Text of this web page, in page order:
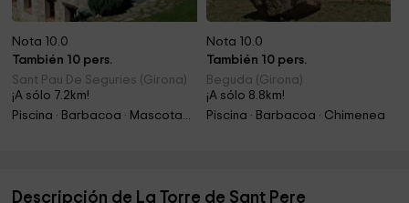
Nota 10.0
También 10 pers.
Sant Pau De Seguries (Girona)
¡A sólo 7.2km!
Piscina · Barbacoa · Mascotas · Chimenea
Nota 10.0
También 10 pers.
Beguda (Girona)
¡A sólo 8.8km!
Piscina · Barbacoa · Chimenea
Descripción de La Torre de Sant Pere